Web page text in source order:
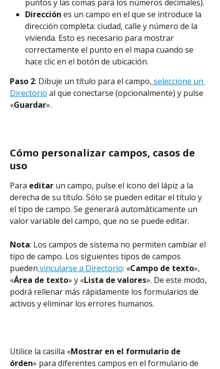
puntos y las comas para los números decimales).
Dirección es un campo en el que se introduce la
dirección completa: ciudad, calle y número de la
vivienda. Esto es necesario para mostrar
correctamente el punto en el mapa cuando se
hace clic en el botón de ubicación.
Paso 2: Dibuje un título para el campo, seleccione un
Directorio al que conectarse (opcionalmente) y pulse
«Guardar».
Cómo personalizar campos, casos de
uso
Para editar un campo, pulse el icono del lápiz a la
derecha de su título. Sólo se pueden editar el título y
el tipo de campo. Se generará automáticamente un
valor variable del campo, que no se puede editar.
Nota: Los campos de sistema no permiten cambiar el
tipo de campo. Los siguientes tipos de campos
pueden vincularse a Directorio: «Campo de texto»,
«Área de texto» y «Lista de valores». De este modo,
podrá rellenar más rápidamente los formularios de
activos y eliminar los errores humanos.
Utilice la casilla «Mostrar en el formulario de
órden» para diferentes campos en el formulario de